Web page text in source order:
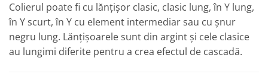
Colierul poate fi cu lănțișor clasic, clasic lung, în Y lung,
în Y scurt, în Y cu element intermediar sau cu șnur
negru lung. Lănțișoarele sunt din argint și cele clasice
au lungimi diferite pentru a crea efectul de cascadă.